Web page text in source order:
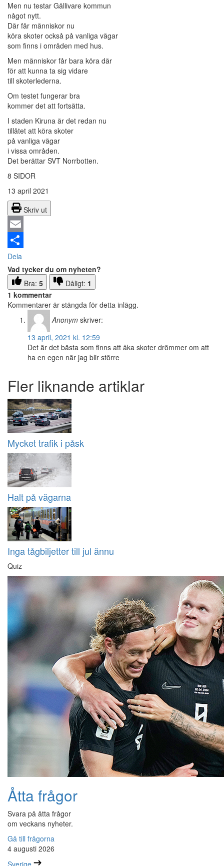
Men nu testar Gällivare kommun
något nytt.
Där får människor nu
köra skoter också på vanliga vägar
som finns i områden med hus.
Men människor får bara köra där
för att kunna ta sig vidare
till skoterlederna.
Om testet fungerar bra
kommer det att fortsätta.
I staden Kiruna är det redan nu
tillåtet att köra skoter
på vanliga vägar
i vissa områden.
Det berättar SVT Norrbotten.
8 SIDOR
13 april 2021
Skriv ut
Email
Dela
Vad tycker du om nyheten?
Bra: 5 Dåligt: 1
1 kommentar
Kommentarer är stängda för detta inlägg.
Anonym skriver:
13 april, 2021 kl. 12:59
Det är det bästa som finns att åka skoter drömmer om att
ha en egen när jag blir större
Fler liknande artiklar
Mycket trafik i påsk
Halt på vägarna
Inga tågbiljetter till jul ännu
Quiz
Åtta frågor
Svara på åtta frågor
om veckans nyheter.
Gå till frågorna
4 augusti 2026